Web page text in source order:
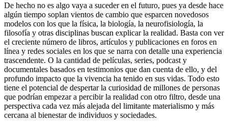
De hecho no es algo vaya a suceder en el futuro, pues ya desde hace
algún tiempo soplan vientos de cambio que esparcen novedosos
modelos con los que la física, la biología, la neurofisiología, la
filosofía y otras disciplinas buscan explicar la realidad. Basta con ver
el creciente número de libros, artículos y publicaciones en foros en
línea y redes sociales en los que se narra con detalle una experiencia
trascendente. O la cantidad de películas, series, podcast y
documentales basados en testimonios que dan cuenta de ello, y del
profundo impacto que la vivencia ha tenido en sus vidas. Todo esto
tiene el potencial de despertar la curiosidad de millones de personas
que podrían empezar a percibir la realidad con otro filtro, desde una
perspectiva cada vez más alejada del limitante materialismo y más
cercana al bienestar de individuos y sociedades.